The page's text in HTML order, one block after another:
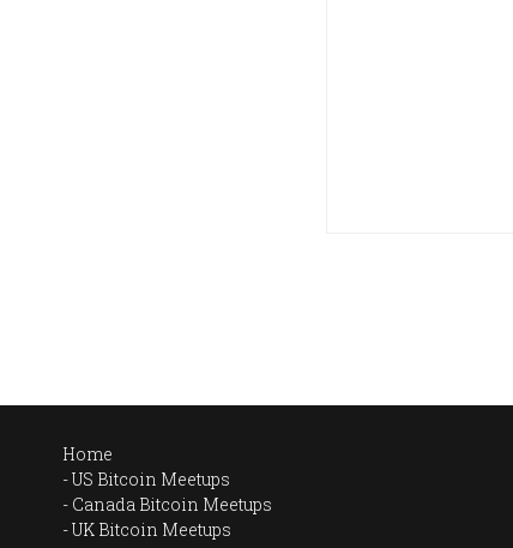
Home
US Bitcoin Meetups
Canada Bitcoin Meetups
UK Bitcoin Meetups